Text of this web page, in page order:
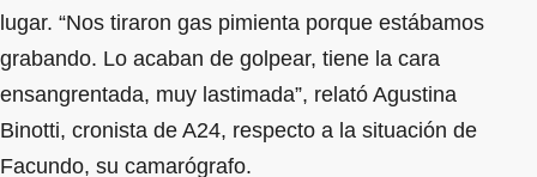
lugar. “Nos tiraron gas pimienta porque estábamos
grabando. Lo acaban de golpear, tiene la cara
ensangrentada, muy lastimada”, relató Agustina
Binotti, cronista de A24, respecto a la situación de
Facundo, su camarógrafo.